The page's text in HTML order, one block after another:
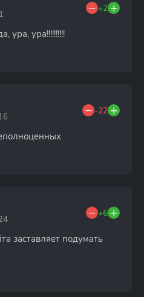
+2
ура, ура!!!!!!!!!!
-22
+6
заставляет подумать